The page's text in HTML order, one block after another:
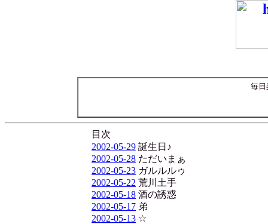
毎日
目次
2002-05-29 誕生日♪
2002-05-28 ただいまぁ
2002-05-23 ガルルルゥ
2002-05-22 荒川土手
2002-05-18 酒の誘惑
2002-05-17 弟
2002-05-13 ☆